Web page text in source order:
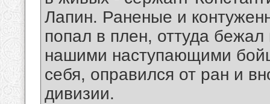
Лапин. Раненые и
попал в плен, оттуда
нашими наступающими
себя, оправился от ран и
дивизии.